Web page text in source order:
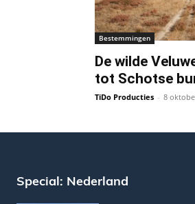
Bestemmingen
De wilde
tot Schotse
TiDo Producties - 8
Special: Nederland